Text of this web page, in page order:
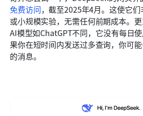
免费访问，截至2025年4月。这使它
或小规模实验，无需任何前期成本。
AI模型如ChatGPT不同，它没有每日
果你在短时间内发送过多查询，你可
的消息。